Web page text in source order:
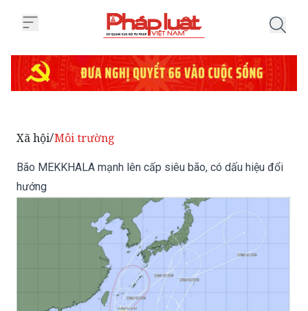
Bão MEKKHALA mạnh lên cấp siêu bão, có dấu hiệu đổi